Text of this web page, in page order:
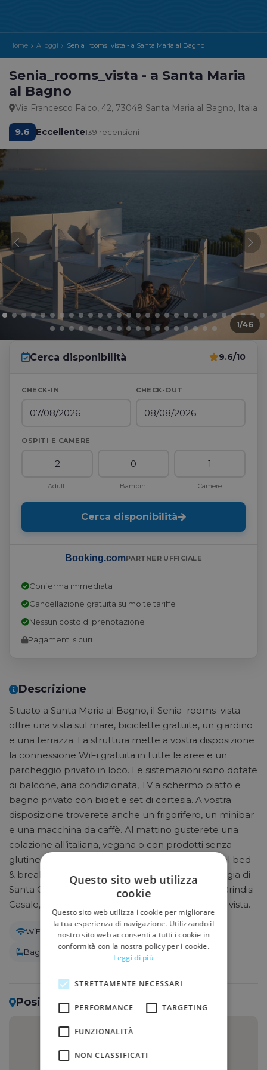
Home Alloggi Senia_rooms_vista - a Santa Maria al Bagno
Senia_rooms_vista - a Santa Maria
al Bagno
Via Francesco Falco, 42, 73048 Santa Maria al Bagno, Italia
9.6 Eccellente139 recensioni
1/46
Cerca disponibilità 9.6/10
CHECK-IN CHECK-OUT
OSPITI E CAMERE
Adulti Bambini Camere
Cerca disponibilità
Booking.comPARTNER UFFICIALE
Conferma immediata
Cancellazione gratuita su molte tariffe
Nessun costo di prenotazione
Pagamenti sicuri
Descrizione
Situato a Santa Maria al Bagno, il Senia_rooms_vista
offre una vista sul mare, biciclette gratuite, un giardino
e una terrazza. La struttura mette a vostra disposizione
la connessione WiFi gratuita in tutte le aree e un
parcheggio privato in loco. Le sistemazioni sono dotate
di balcone, aria condizionata, TV a schermo piatto e
bagno privato con bidet e set di cortesia. A vostra
disposizione troverete anche un frigorifero, un minibar
e una macchina da caffè. Al mattino gusterete una
colazione all’italiana, vegana o con prodotti senza
glutine. Tra i luoghi d'interesse nelle vicinanze del bed
& breakfast scoprirete Lido Bagnomaria, la spiaggia di
Santa Caterina e Lido Beija-Flor. L’Aeroporto di Brindisi-
Casale, il più vicino, dista 77 km dal Senia_rooms_vista.
WiFi gratuito Aria condizionata TV
Bagno privato
Posizione
Questo sito web utilizza
cookie
Questo sito web utilizza i cookie per migliorare
la tua esperienza di navigazione. Utilizzando il
nostro sito web acconsenti a tutti i cookie in
conformità con la nostra policy per i cookie.
Leggi di più
STRETTAMENTE NECESSARI
PERFORMANCE TARGETING
FUNZIONALITÀ
NON CLASSIFICATI